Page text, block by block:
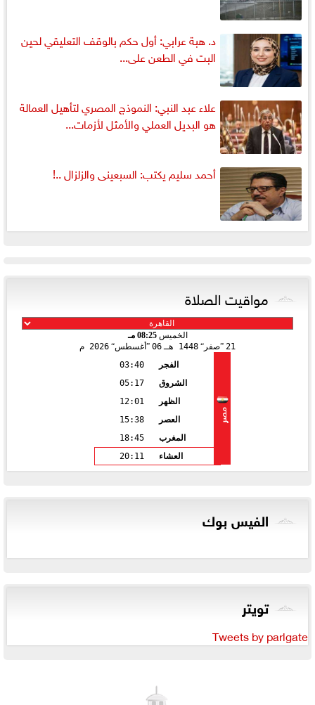
د. هبة عرابي: أول حكم بالوقف التعليقي لحين
البت في الطعن على...
علاء عبد النبي: النموذج المصري لتأهيل العمالة
هو البديل العملي والأمثل لأزمات...
أحمد سليم يكتب: السبعينى والزلزال ..!
مواقيت الصلاة
الخميس08:25 مـ
21
صفر 1448 هـ 06 أغسطس 2026 م
مصر
الفجر
03:40
الشروق
05:17
الظهر
12:01
العصر
15:38
المغرب
18:45
العشاء
20:11
الفيس بوك
تويتر
Tweets by parlgate